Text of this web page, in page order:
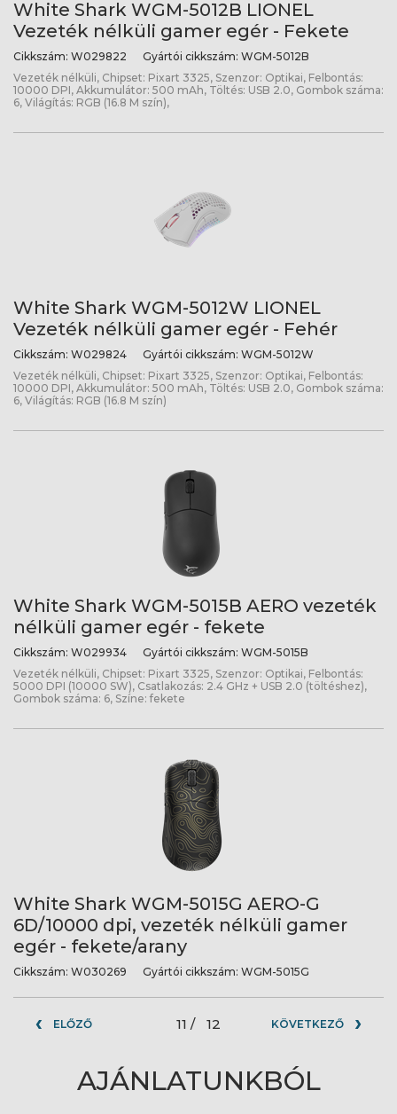
White Shark WGM-5012B LIONEL
Vezeték nélküli gamer egér - Fekete
Cikkszám: W029822 Gyártói cikkszám: WGM-5012B
Vezeték nélküli, Chipset: Pixart 3325, Szenzor: Optikai, Felbontás:
10000 DPI, Akkumulátor: 500 mAh, Töltés: USB 2.0, Gombok száma:
6, Világítás: RGB (16.8 M szín),
White Shark WGM-5012W LIONEL
Vezeték nélküli gamer egér - Fehér
Cikkszám: W029824 Gyártói cikkszám: WGM-5012W
Vezeték nélküli, Chipset: Pixart 3325, Szenzor: Optikai, Felbontás:
10000 DPI, Akkumulátor: 500 mAh, Töltés: USB 2.0, Gombok száma:
6, Világítás: RGB (16.8 M szín)
White Shark WGM-5015B AERO vezeték
nélküli gamer egér - fekete
Cikkszám: W029934 Gyártói cikkszám: WGM-5015B
Vezeték nélküli, Chipset: Pixart 3325, Szenzor: Optikai, Felbontás:
5000 DPI (10000 SW), Csatlakozás: 2.4 GHz + USB 2.0 (töltéshez),
Gombok száma: 6, Színe: fekete
White Shark WGM-5015G AERO-G
6D/10000 dpi, vezeték nélküli gamer
egér - fekete/arany
Cikkszám: W030269 Gyártói cikkszám: WGM-5015G
ELŐZŐ 11 / 12 KÖVETKEZŐ
AJÁNLATUNKBÓL